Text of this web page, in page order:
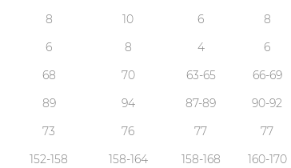
8 10 6 8
6 8 4 6
68 70 63-65 66-69
89 94 87-89 90-92
73 76 77 77
152-158 158-164 158-168 160-170